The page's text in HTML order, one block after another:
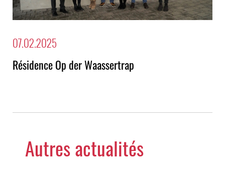
07.02.2025
Résidence Op der Waassertrap
Autres actualités